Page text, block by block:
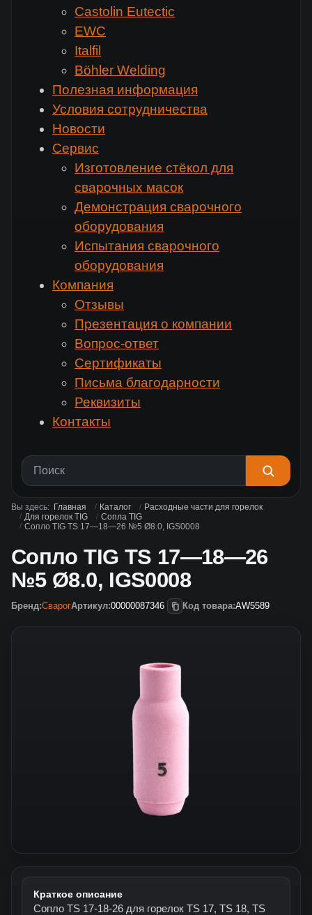
Castolin Eutectic
EWC
Italfil
Böhler Welding
Полезная информация
Условия сотрудничества
Новости
Сервис
Изготовление стёкол для
сварочных масок
Демонстрация сварочного
оборудования
Испытания сварочного
оборудования
Компания
Отзывы
Презентация о компании
Вопрос-ответ
Сертификаты
Письма благодарности
Реквизиты
Контакты
Вы здесь: Главная Каталог
Расходные части для горелок
Для горелок TIG
Сопла TIG
Сопло TIG TS 17—18—26 №5 Ø8.0, IGS0008
Сопло TIG TS 17—18—26
№5 Ø8.0, IGS0008
Бренд:СварогАртикул:00000087346 Код товара:AW5589
Краткое описание
Сопло TS 17-18-26 для горелок TS 17, TS 18, TS